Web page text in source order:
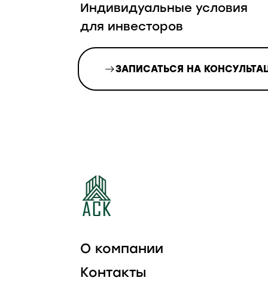
Индивидуальные условия
для инвесторов
ЗАПИСАТЬСЯ НА
О компании
Контакты